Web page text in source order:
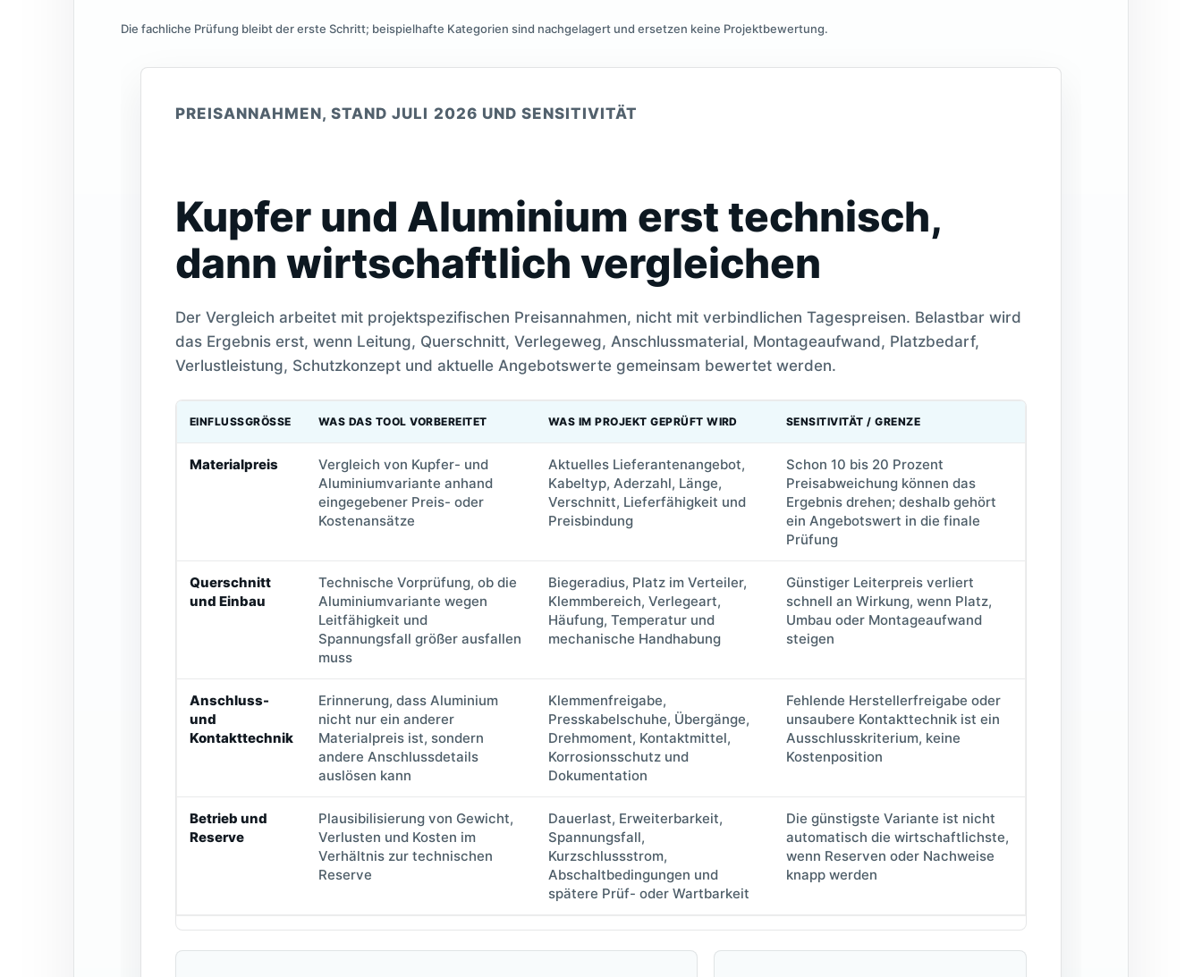
Die fachliche Prüfung bleibt der erste Schritt; beispielhafte Kategorien sind nachgelagert und ersetzen keine Projektbewertung.
PREISANNAHMEN, STAND JULI 2026 UND SENSITIVITÄT
Kupfer und Aluminium erst technisch,
dann wirtschaftlich vergleichen
Der Vergleich arbeitet mit projektspezifischen Preisannahmen, nicht mit verbindlichen Tagespreisen. Belastbar wird
das Ergebnis erst, wenn Leitung, Querschnitt, Verlegeweg, Anschlussmaterial, Montageaufwand, Platzbedarf,
Verlustleistung, Schutzkonzept und aktuelle Angebotswerte gemeinsam bewertet werden.
EINFLUSSGRÖSSE WAS DAS TOOL VORBEREITET WAS IM PROJEKT GEPRÜFT WIRD SENSITIVITÄT / GRENZE
Materialpreis
Vergleich von Kupfer- und
Aluminiumvariante anhand
eingegebener Preis- oder
Kostenansätze
Aktuelles Lieferantenangebot,
Kabeltyp, Aderzahl, Länge,
Verschnitt, Lieferfähigkeit und
Preisbindung
Schon 10 bis 20 Prozent
Preisabweichung können das
Ergebnis drehen; deshalb gehört
ein Angebotswert in die finale
Prüfung
Querschnitt
und Einbau
Technische Vorprüfung, ob die
Aluminiumvariante wegen
Leitfähigkeit und
Spannungsfall größer ausfallen
muss
Biegeradius, Platz im Verteiler,
Klemmbereich, Verlegeart,
Häufung, Temperatur und
mechanische Handhabung
Günstiger Leiterpreis verliert
schnell an Wirkung, wenn Platz,
Umbau oder Montageaufwand
steigen
Anschluss-
und
Kontakttechnik
Erinnerung, dass Aluminium
nicht nur ein anderer
Materialpreis ist, sondern
andere Anschlussdetails
auslösen kann
Klemmenfreigabe,
Presskabelschuhe, Übergänge,
Drehmoment, Kontaktmittel,
Korrosionsschutz und
Dokumentation
Fehlende Herstellerfreigabe oder
unsaubere Kontakttechnik ist ein
Ausschlusskriterium, keine
Kostenposition
Betrieb und
Reserve
Plausibilisierung von Gewicht,
Verlusten und Kosten im
Verhältnis zur technischen
Reserve
Dauerlast, Erweiterbarkeit,
Spannungsfall,
Kurzschlussstrom,
Abschaltbedingungen und
spätere Prüf- oder Wartbarkeit
Die günstigste Variante ist nicht
automatisch die wirtschaftlichste,
wenn Reserven oder Nachweise
knapp werden